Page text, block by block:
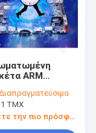
ARM
Pcb RTC G-
UART POE
1000M
1 ΤΜΧ